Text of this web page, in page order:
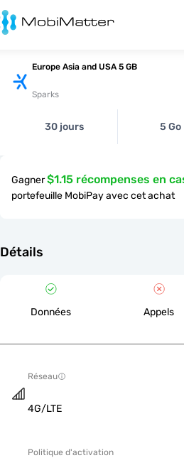
Europe Asia and USA 5 GB
Sparks
30 jours 5 Go
Gagner$1.15 récompenses en
portefeuille MobiPay avec cet achat
Détails
Données Appels
Réseau
4G/LTE
Politique d'activation